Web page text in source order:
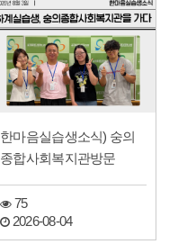
한마음실습생소식) 숭의
종합사회복지관방문
75
2026-08-04